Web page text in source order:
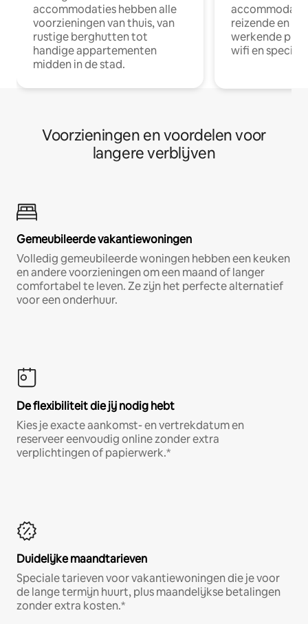
accommodaties hebben alle
voorzieningen van thuis, van
rustige berghutten tot
handige appartementen
midden in de stad.
reizende en
werkende
wifi en
Voorzieningen en voordelen voor
langere verblijven
Gemeubileerde vakantiewoningen
Volledig gemeubileerde woningen hebben een keuken
en andere voorzieningen om een maand of langer
comfortabel te leven. Ze zijn het perfecte alternatief
voor een onderhuur.
De flexibiliteit die jij nodig hebt
Kies je exacte aankomst- en vertrekdatum en
reserveer eenvoudig online zonder extra
verplichtingen of papierwerk.*
Duidelijke maandtarieven
Speciale tarieven voor vakantiewoningen die je voor
de lange termijn huurt, plus maandelijkse betalingen
zonder extra kosten.*